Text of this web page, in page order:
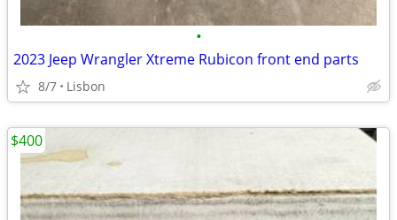
•
2023 Jeep Wrangler Xtreme Rubicon front end parts
8/7 Lisbon
$400